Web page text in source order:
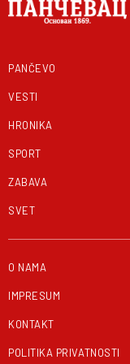
PANČEVO
VESTI
HRONIKA
SPORT
ZABAVA
SVET
O NAMA
IMPRESUM
KONTAKT
POLITIKA PRIVATNOSTI